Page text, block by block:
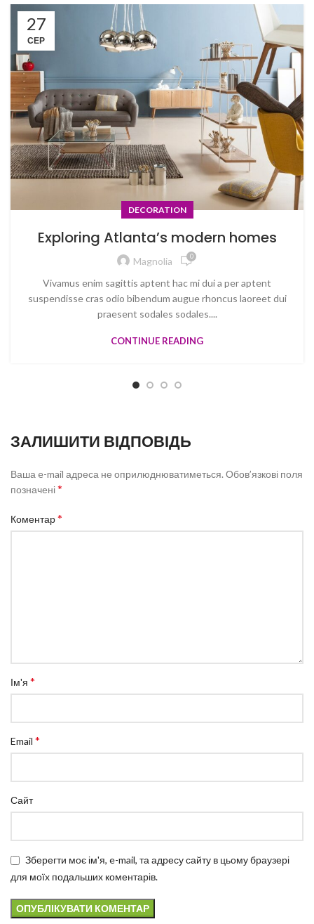
27
СЕР
DECORATION
Exploring Atlanta’s modern homes
Magnolia 0
Vivamus enim sagittis aptent hac mi dui a per aptent
suspendisse cras odio bibendum augue rhoncus laoreet dui
praesent sodales sodales....
CONTINUE READING
ЗАЛИШИТИ ВІДПОВІДЬ
Ваша e-mail адреса не оприлюднюватиметься. Обов’язкові поля
позначені*
Коментар*
Ім'я *
Email *
Сайт
Зберегти моє ім'я, e-mail, та адресу сайту в цьому браузері
для моїх подальших коментарів.